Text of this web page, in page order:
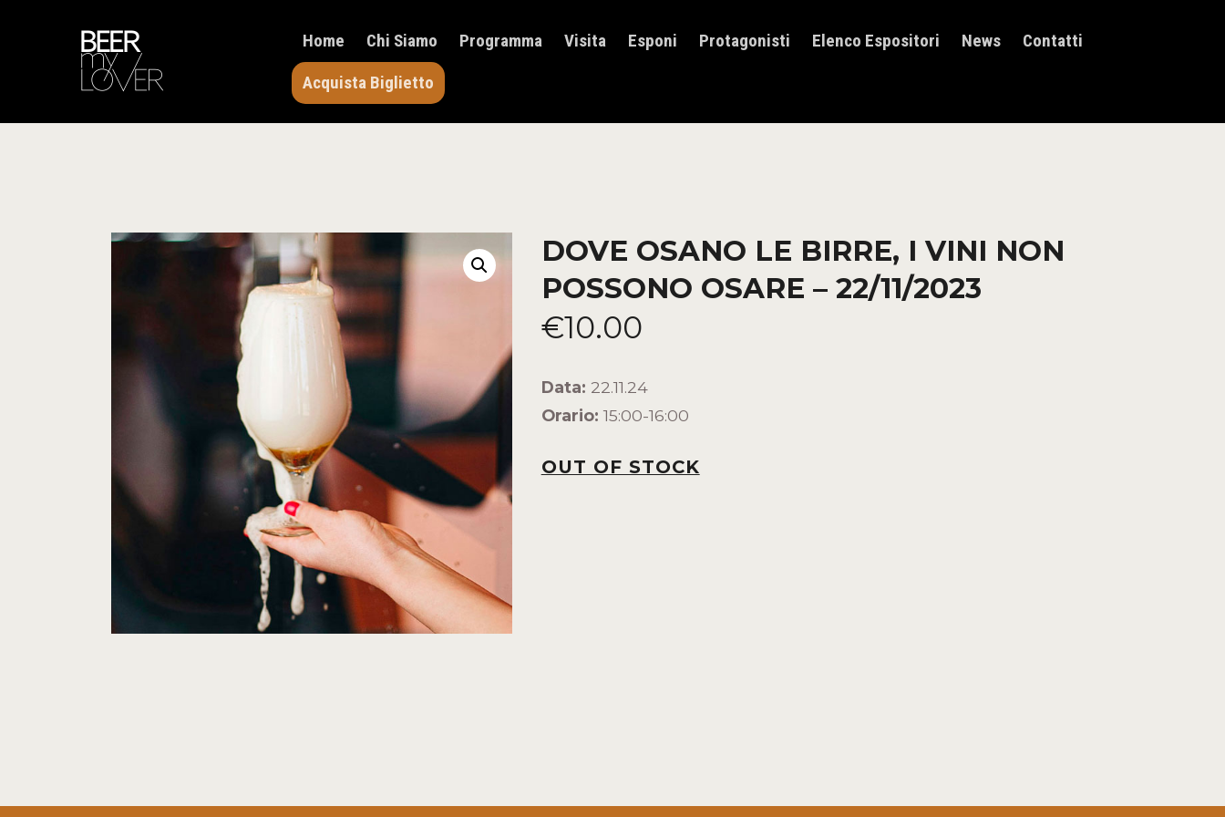
Home Chi Siamo Programma Visita Esponi Protagonisti Elenco Espositori News
Contatti
Acquista Biglietto
CHI SIAMO
PROGRAMMA
VISITA
ESPONI
ACQUISTA BIGLIETTO
DOVE OSANO LE BIRRE, I VINI NON
POSSONO OSARE – 22/11/2023
€10.00
Data: 22.11.24
Orario: 15:00-16:00
OUT OF STOCK